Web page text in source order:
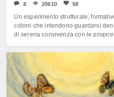
8 20610 58
Un esperimento strutturale,
coloro che intendono guardarsi
di serena convivenza con le